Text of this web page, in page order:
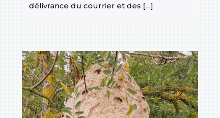
délivrance du courrier et des […]